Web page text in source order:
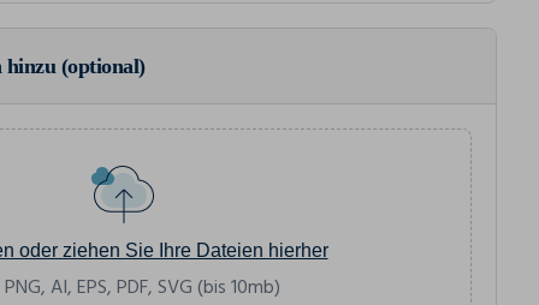
hinzu (optional)
oder ziehen Sie Ihre Dateien hierher
PNG, AI, EPS, PDF, SVG (bis 10mb)